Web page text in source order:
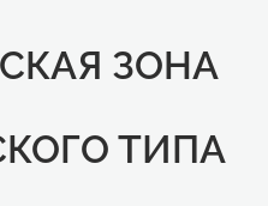
ЗОНА
ТИПА